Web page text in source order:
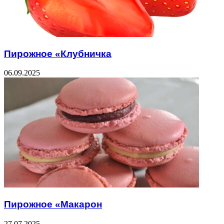
Пирожное «Клубничка
06.09.2025
Пирожное «Макарон